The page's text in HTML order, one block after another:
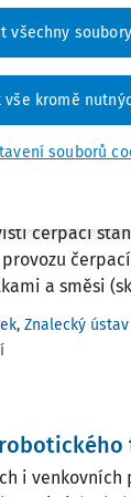
vnitřní
,Znalecký ústav
PHL
čerpací
a směsi
, Znalecký
i venkovních
souborů
vše kromě
všechny